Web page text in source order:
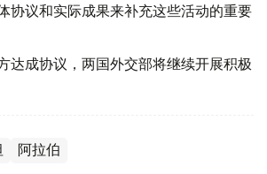
协议和实际成果来补充这些活动的重要
达成协议，两国外交部将继续开展积极
阿拉伯